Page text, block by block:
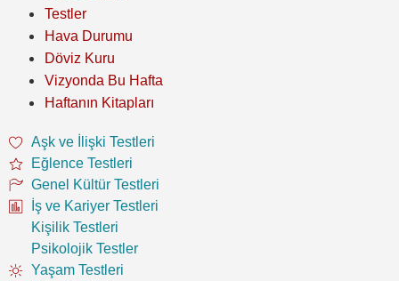
Testler
Hava Durumu
Döviz Kuru
Vizyonda Bu Hafta
Haftanın Kitapları
Aşk ve İlişki Testleri
Eğlence Testleri
Genel Kültür Testleri
İş ve Kariyer Testleri
Kişilik Testleri
Psikolojik Testler
Yaşam Testleri